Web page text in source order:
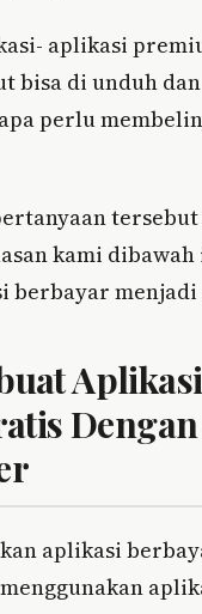
aplikasi
bisa di unduh
perlu
kami
berbayar
aplikasi